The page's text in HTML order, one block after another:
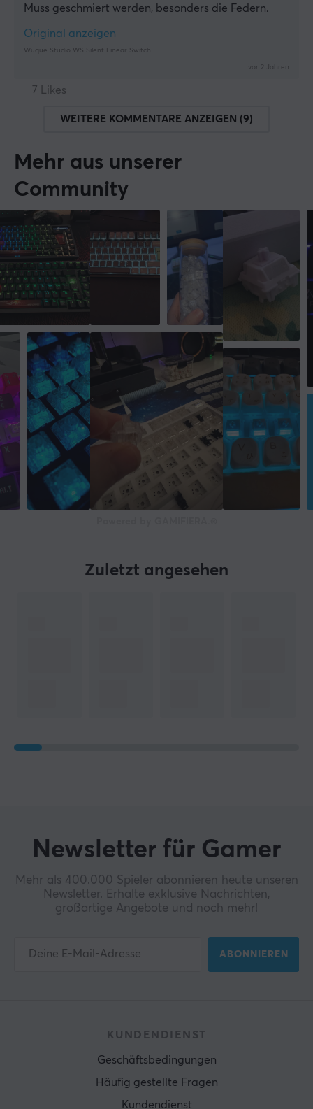
Muss geschmiert werden, besonders die Federn.
Original anzeigen
Wuque Studio WS Silent Linear Switch
vor 2 Jahren
7 Likes
WEITERE KOMMENTARE ANZEIGEN (9)
Mehr aus unserer
Community
Zuletzt angesehen
Newsletter für Gamer
Mehr als 400.000 Spieler abonnieren heute unseren
Newsletter. Erhalte exklusive Nachrichten,
großartige Angebote und noch mehr!
ABONNIEREN
KUNDENDIENST
Geschäftsbedingungen
Häufig gestellte Fragen
Kundendienst